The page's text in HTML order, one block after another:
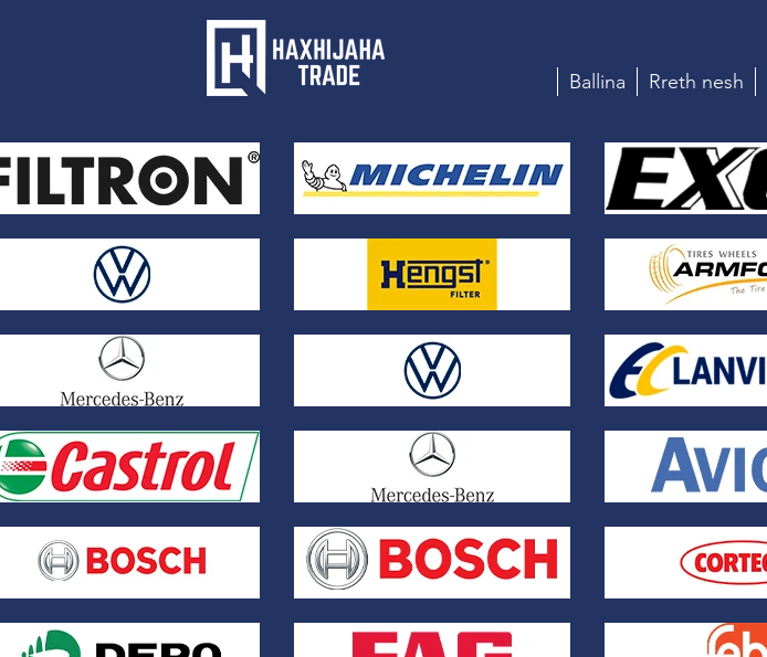
Ballina Rreth nesh